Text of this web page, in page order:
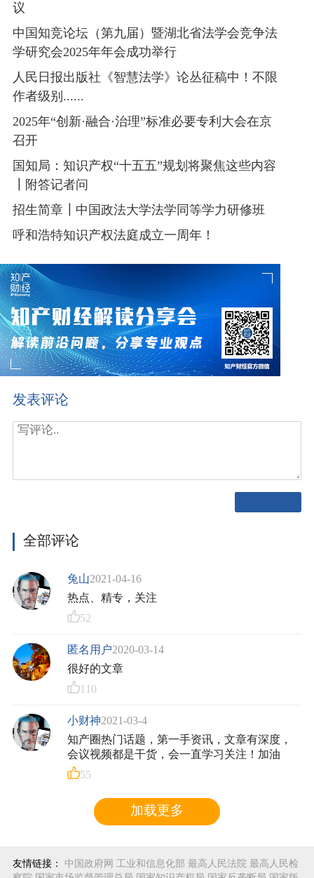
议
中国知竞论坛（第九届）暨湖北省法学会竞争法
学研究会2025年年会成功举行
人民日报出版社《智慧法学》论丛征稿中！不限
作者级别......
2025年“创新·融合·治理”标准必要专利大会在京
召开
国知局：知识产权“十五五”规划将聚焦这些内容
┃附答记者问
招生简章┃中国政法大学法学同等学力研修班
呼和浩特知识产权法庭成立一周年！
发表评论
全部评论
兔山2021-04-16
热点、精专，关注
52
匿名用户2020-03-14
很好的文章
110
小财神2021-03-4
知产圈热门话题，第一手资讯，文章有深度，
会议视频都是干货，会一直学习关注！加油
55
加载更多
友情链接： 中国政府网 工业和信息化部 最高人民法院 最高人民检